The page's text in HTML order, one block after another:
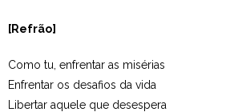
[Refrão]
Como tu, enfrentar as misérias
Enfrentar os desafios da vida
Libertar aquele que desespera